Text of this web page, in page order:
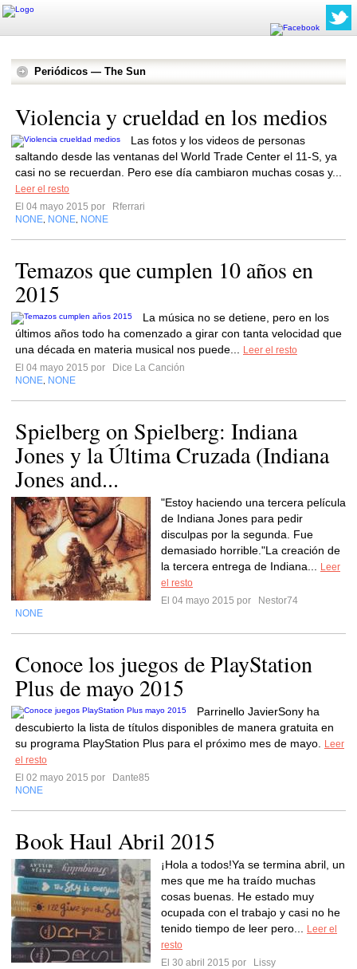
Periódicos — The Sun
Violencia y crueldad en los medios
Las fotos y los videos de personas
saltando desde las ventanas del World Trade Center el 11-S, ya
casi no se recuerdan. Pero ese día cambiaron muchas cosas y...
Leer el resto
El 04 mayo 2015 por
Rferrari
NONE NONE NONE
Temazos que cumplen 10 años en
2015
La música no se detiene, pero en los
últimos años todo ha comenzado a girar con tanta velocidad que
una década en materia musical nos puede...
Leer el resto
El 04 mayo 2015 por
Dice La Canción
NONE NONE
Spielberg on Spielberg: Indiana
Jones y la Última Cruzada (Indiana
Jones and...
"Estoy haciendo una tercera película
de Indiana Jones para pedir
disculpas por la segunda. Fue
demasiado horrible."La creación de
la tercera entrega de Indiana...
Leer
el resto
El 04 mayo 2015 por
Nestor74
NONE
Conoce los juegos de PlayStation
Plus de mayo 2015
Parrinello JavierSony ha
descubierto la lista de títulos disponibles de manera gratuita en
su programa PlayStation Plus para el próximo mes de mayo.
Leer
el resto
El 02 mayo 2015 por
Dante85
NONE
Book Haul Abril 2015
¡Hola a todos!Ya se termina abril, un
mes que me ha traído muchas
cosas buenas. He estado muy
ocupada con el trabajo y casi no he
tenido tiempo de leer pero...
Leer el
resto
El 30 abril 2015 por
Lissy